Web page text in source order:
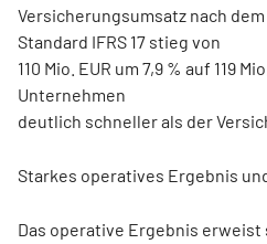
Versicherungsumsatz nach
Standard IFRS 17 stieg von
110 Mio. EUR um 7,9 % auf 119
Unternehmen
deutlich schneller als der
Starkes operatives Ergebnis
Das operative Ergebnis